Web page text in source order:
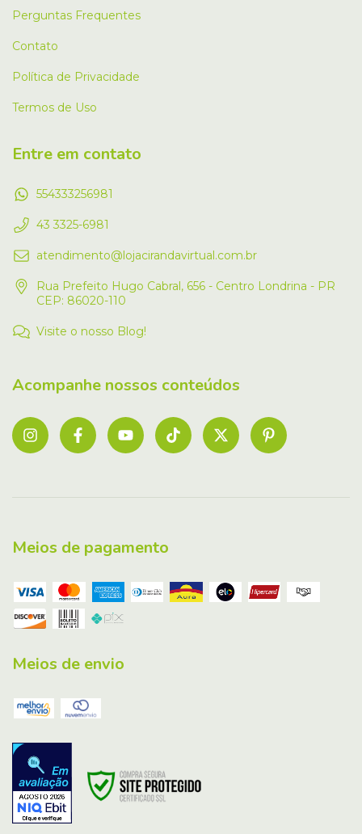
Perguntas Frequentes
Contato
Política de Privacidade
Termos de Uso
Entre em contato
554333256981
43 3325-6981
atendimento@lojacirandavirtual.com.br
Rua Prefeito Hugo Cabral, 656 - Centro Londrina - PR
CEP: 86020-110
Visite o nosso Blog!
Acompanhe nossos conteúdos
Meios de pagamento
Meios de envio